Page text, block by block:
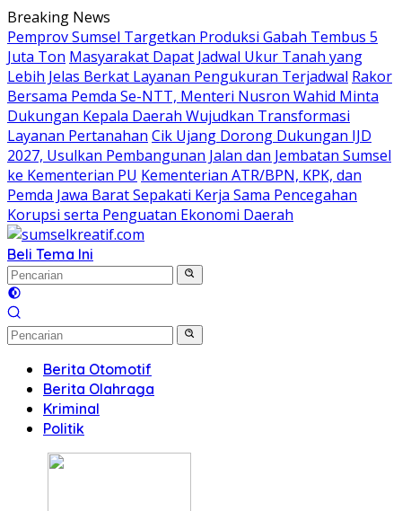
Langsung
ke
konten
Breaking News
Pemprov Sumsel Targetkan Produksi Gabah Tembus 5
Juta Ton Masyarakat Dapat Jadwal Ukur Tanah yang
Lebih Jelas Berkat Layanan Pengukuran Terjadwal Rakor
Bersama Pemda Se-NTT, Menteri Nusron Wahid Minta
Dukungan Kepala Daerah Wujudkan Transformasi
Layanan Pertanahan Cik Ujang Dorong Dukungan IJD
2027, Usulkan Pembangunan Jalan dan Jembatan Sumsel
ke Kementerian PU Kementerian ATR/BPN, KPK, dan
Pemda Jawa Barat Sepakati Kerja Sama Pencegahan
Korupsi serta Penguatan Ekonomi Daerah
Beli Tema Ini
Berita Otomotif
Berita Olahraga
Kriminal
Politik